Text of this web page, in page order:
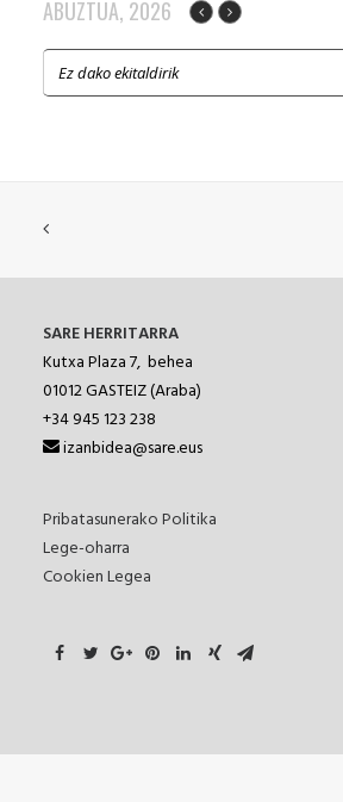
ABUZTUA, 2026
Ez dako ekitaldirik
SARE HERRITARRA
Kutxa Plaza 7, behea
01012GASTEIZ (Araba)
+34 945 123 238
izanbidea@sare.eus
Pribatasunerako Politika
Lege-oharra
Cookien Legea